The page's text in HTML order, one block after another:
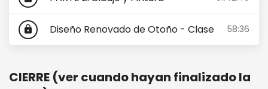
lock Diseño Renovado de Otoño - Clase 58:36
CIERRE (ver cuando hayan finalizado la